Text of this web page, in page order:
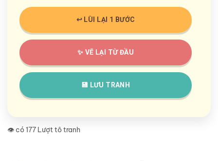
↩️ LÙI LẠI 1 BƯỚC
✨ VẼ LẠI TỪ ĐẦU
💾 LƯU TRANH
👁️ có 177 Lượt tô tranh